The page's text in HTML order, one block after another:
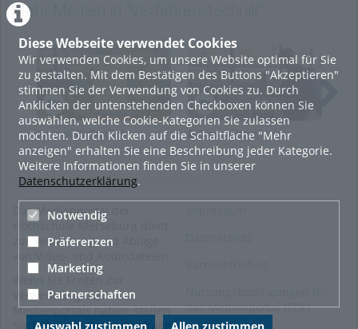
Diese Webseite verwendet Cookies
Wir verwenden Cookies, um unsere Website optimal für Sie
zu gestalten. Mit dem Bestätigen des Buttons "Akzeptieren"
stimmen Sie der Verwendung von Cookies zu. Durch
Anklicken der untenstehenden Checkboxen können Sie
auswählen, welche Cookie-Kategorien Sie zulassen
möchten. Durch Klicken auf die Schaltfläche "Mehr
anzeigen" erhalten Sie eine Beschreibung jeder Kategorie.
Weitere Informationen finden Sie in unserer
Datenschutzerklärung.
Notwendig
Präferenzen
Marketing
Partnerschaften
Mehr Medien in "Verfahrenstechnik"
Bernoulli English Druckfiltration
Das Medienportal der
Hochschule Merseburg dient
zur Verwaltung und Ablage
Wenn Sie Fragen zur
Verwendung des
Medienportals haben, stellen
Sie bitte eine Supportanfrage
das Medienportal (PDF)